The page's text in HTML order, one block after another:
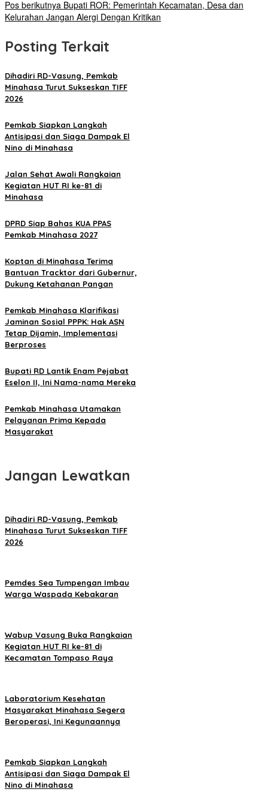
Pos berikutnya Bupati ROR: Pemerintah Kecamatan, Desa dan
Kelurahan Jangan Alergi Dengan Kritikan
Posting Terkait
Dihadiri RD-Vasung, Pemkab
Minahasa Turut Sukseskan TIFF
2026
Pemkab Siapkan Langkah
Antisipasi dan Siaga Dampak El
Nino di Minahasa
Jalan Sehat Awali Rangkaian
Kegiatan HUT RI ke-81 di
Minahasa
DPRD Siap Bahas KUA PPAS
Pemkab Minahasa 2027
Koptan di Minahasa Terima
Bantuan Tracktor dari Gubernur,
Dukung Ketahanan Pangan
Pemkab Minahasa Klarifikasi
Jaminan Sosial PPPK: Hak ASN
Tetap Dijamin, Implementasi
Berproses
Bupati RD Lantik Enam Pejabat
Eselon II, Ini Nama-nama Mereka
Pemkab Minahasa Utamakan
Pelayanan Prima Kepada
Masyarakat
Jangan Lewatkan
Dihadiri RD-Vasung, Pemkab
Minahasa Turut Sukseskan TIFF
2026
Pemdes Sea Tumpengan Imbau
Warga Waspada Kebakaran
Wabup Vasung Buka Rangkaian
Kegiatan HUT RI ke-81 di
Kecamatan Tompaso Raya
Laboratorium Kesehatan
Masyarakat Minahasa Segera
Beroperasi, Ini Kegunaannya
Pemkab Siapkan Langkah
Antisipasi dan Siaga Dampak El
Nino di Minahasa